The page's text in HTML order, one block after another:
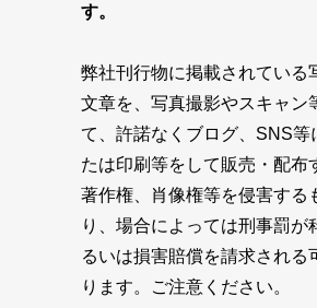
す。
弊社刊行物に掲載されている
文章を、写真撮影やスキャン
て、許諾なくブログ、SNS等
たは印刷等をして販売・配布
著作権、肖像権等を侵害する
り、場合によっては刑事罰が
るいは損害賠償を請求される
ります。ご注意ください。